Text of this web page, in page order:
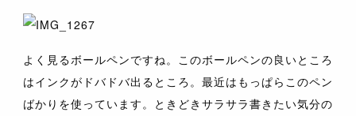
よく見るボールペンですね。このボールペンの良いところ
はインクがドバドバ出る ところ。最近はもっぱらこのペン
ばかりを使っています。ときどきサラサラ書きたい気分の